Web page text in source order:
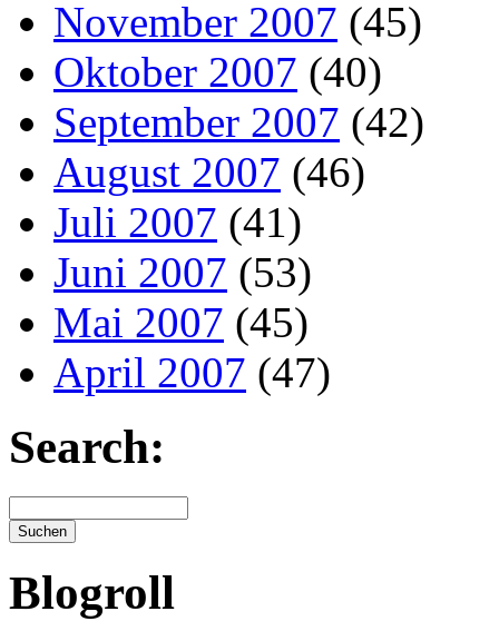
November 2007 (45)
Oktober 2007 (40)
September 2007 (42)
August 2007 (46)
Juli 2007 (41)
Juni 2007 (53)
Mai 2007 (45)
April 2007 (47)
Search:
Blogroll